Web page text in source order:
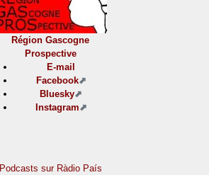
Région Gascogne
Prospective
E-mail
Facebook
Bluesky
Instagram
Podcasts sur Ràdio País